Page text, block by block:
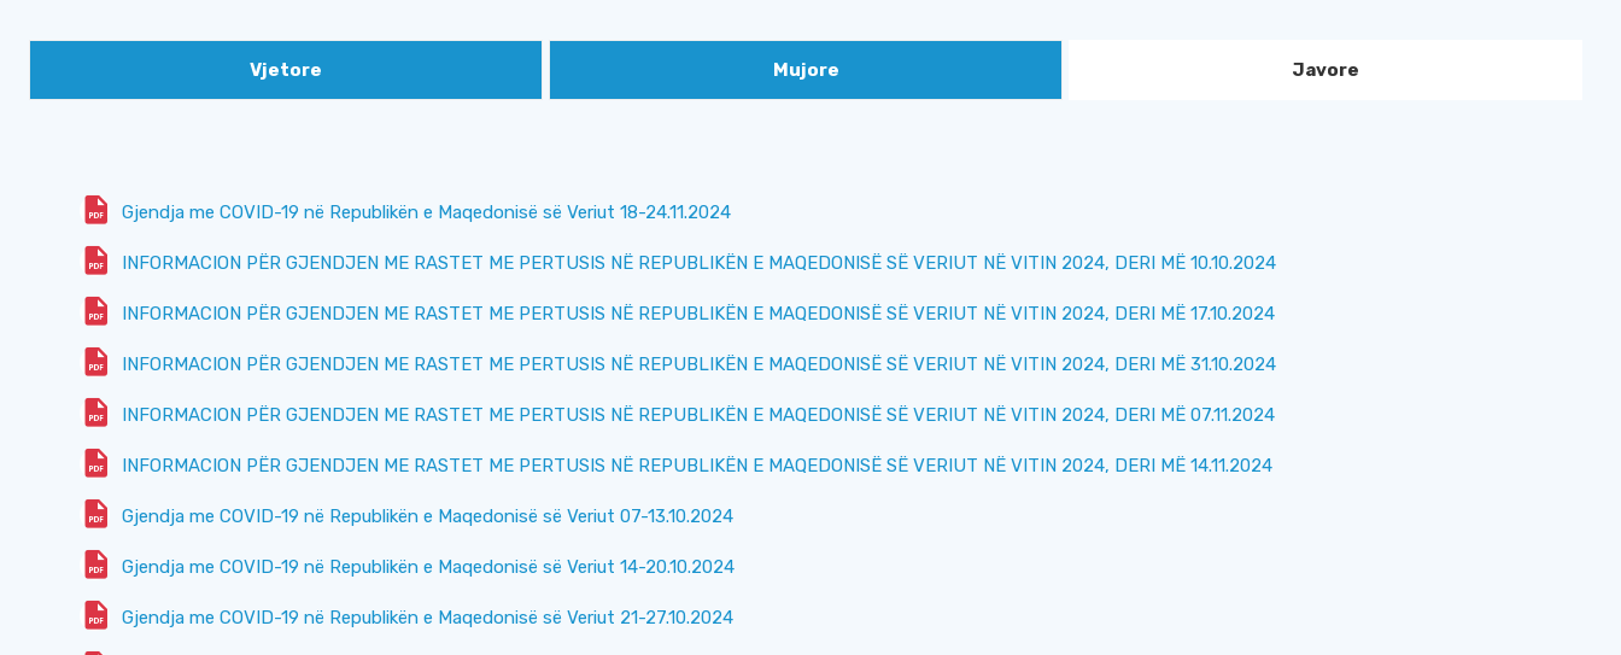
Vjetore Mujore Javore
Gjendja me COVID-19 në Republikën e Maqedonisë së Veriut 18-24.11.2024
INFORMACION PËR GJENDJEN ME RASTET ME PERTUSIS NË REPUBLIKËN E MAQEDONISË SË VERIUT NË VITIN 2024, DERI MË 10.10.2024
INFORMACION PËR GJENDJEN ME RASTET ME PERTUSIS NË REPUBLIKËN E MAQEDONISË SË VERIUT NË VITIN 2024, DERI MË 17.10.2024
INFORMACION PËR GJENDJEN ME RASTET ME PERTUSIS NË REPUBLIKËN E MAQEDONISË SË VERIUT NË VITIN 2024, DERI MË 31.10.2024
INFORMACION PËR GJENDJEN ME RASTET ME PERTUSIS NË REPUBLIKËN E MAQEDONISË SË VERIUT NË VITIN 2024, DERI MË 07.11.2024
INFORMACION PËR GJENDJEN ME RASTET ME PERTUSIS NË REPUBLIKËN E MAQEDONISË SË VERIUT NË VITIN 2024, DERI MË 14.11.2024
Gjendja me COVID-19 në Republikën e Maqedonisë së Veriut 07-13.10.2024
Gjendja me COVID-19 në Republikën e Maqedonisë së Veriut 14-20.10.2024
Gjendja me COVID-19 në Republikën e Maqedonisë së Veriut 21-27.10.2024